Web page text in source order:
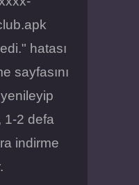
hatası
sayfasını
1-2 defa
indirme